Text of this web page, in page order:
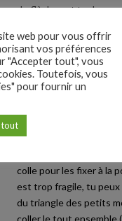
de flèches et tu devras
Pour rendre tes
flèche, coupe-le, puis
fléches.
Libre à toi de faire des
pointes de flèches plus
ton triangle, de ta
3
Colle ensuite tes
papier cartonné que
colle pour les fixer à la
est trop fragile, tu
du triangle des petits
coller le tout ensemble
web pour vous offrir
vos préférences
"Accepter tout", vous
Toutefois, vous
pour fournir un
tout